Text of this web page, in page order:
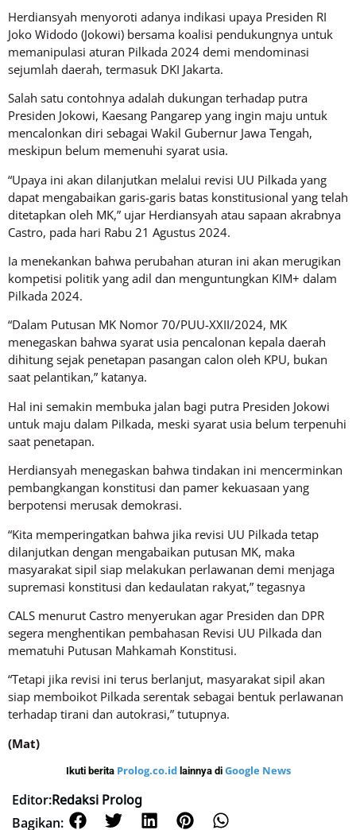
Herdiansyah menyoroti adanya indikasi upaya Presiden RI
Joko Widodo (Jokowi) bersama koalisi pendukungnya untuk
memanipulasi aturan Pilkada 2024 demi mendominasi
sejumlah daerah, termasuk DKI Jakarta.
Salah satu contohnya adalah dukungan terhadap putra
Presiden Jokowi, Kaesang Pangarep yang ingin maju untuk
mencalonkan diri sebagai Wakil Gubernur Jawa Tengah,
meskipun belum memenuhi syarat usia.
“Upaya ini akan dilanjutkan melalui revisi UU Pilkada yang
dapat mengabaikan garis-garis batas konstitusional yang telah
ditetapkan oleh MK,” ujar Herdiansyah atau sapaan akrabnya
Castro, pada hari Rabu 21 Agustus 2024.
Ia menekankan bahwa perubahan aturan ini akan merugikan
kompetisi politik yang adil dan menguntungkan KIM+ dalam
Pilkada 2024.
“Dalam Putusan MK Nomor 70/PUU-XXII/2024, MK
menegaskan bahwa syarat usia pencalonan kepala daerah
dihitung sejak penetapan pasangan calon oleh KPU, bukan
saat pelantikan,” katanya.
Hal ini semakin membuka jalan bagi putra Presiden Jokowi
untuk maju dalam Pilkada, meski syarat usia belum terpenuhi
saat penetapan.
Herdiansyah menegaskan bahwa tindakan ini mencerminkan
pembangkangan konstitusi dan pamer kekuasaan yang
berpotensi merusak demokrasi.
“Kita memperingatkan bahwa jika revisi UU Pilkada tetap
dilanjutkan dengan mengabaikan putusan MK, maka
masyarakat sipil siap melakukan perlawanan demi menjaga
supremasi konstitusi dan kedaulatan rakyat,” tegasnya
CALS menurut Castro menyerukan agar Presiden dan DPR
segera menghentikan pembahasan Revisi UU Pilkada dan
mematuhi Putusan Mahkamah Konstitusi.
“Tetapi jika revisi ini terus berlanjut, masyarakat sipil akan
siap memboikot Pilkada serentak sebagai bentuk perlawanan
terhadap tirani dan autokrasi,” tutupnya.
(Mat)
Ikuti berita Prolog.co.id lainnya di Google News
Editor:Redaksi Prolog
Bagikan: